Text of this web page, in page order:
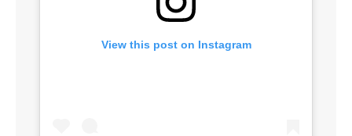
View this post on Instagram